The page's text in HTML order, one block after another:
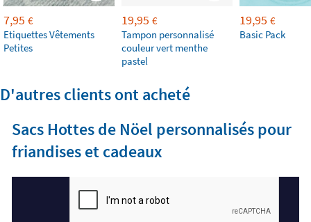
7,95 €
Etiquettes Vêtements
Petites
19,95 €
Tampon personnalisé
couleur vert menthe
pastel
19,95 €
Basic Pack
D'autres clients ont acheté